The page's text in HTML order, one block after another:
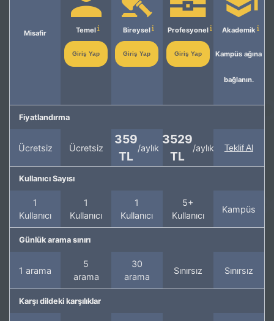
Misafir Temel
Giriş Yap
Bireysel
Giriş Yap
Profesyonel
Giriş Yap
Akademik
Kampüs ağına
bağlanın.
Fiyatlandırma
Ücretsiz Ücretsiz
359
TL
/aylık
3529
TL
/aylık Teklif Al
Kullanıcı Sayısı
1
Kullanıcı
1
Kullanıcı
1
Kullanıcı
5+
Kullanıcı
Kampüs
Günlük arama sınırı
1 arama
5
arama
30
arama
Sınırsız Sınırsız
Karşı dildeki karşılıklar